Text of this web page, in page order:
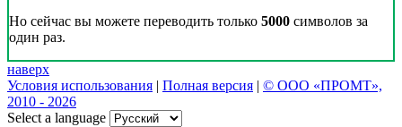
Но сейчас вы можете переводить только 5000 символов за
один раз.
наверх
Условия использования | Полная версия | © ООО «ПРОМТ»,
2010 - 2026
Select a language